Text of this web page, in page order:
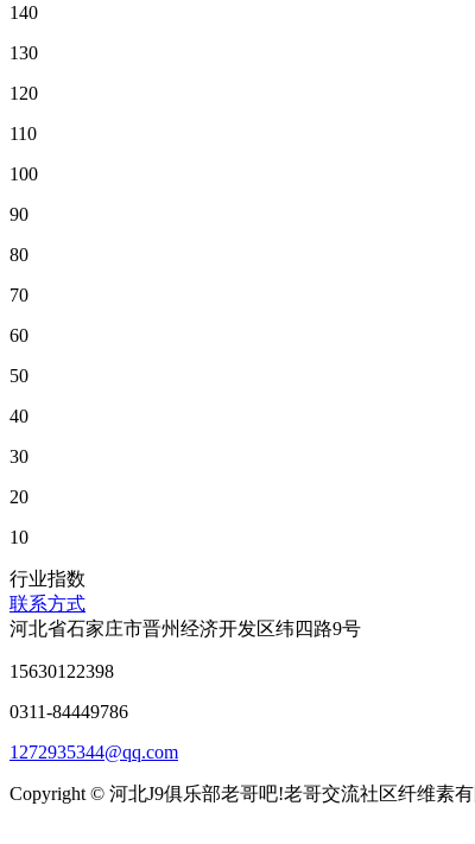
140
130
120
110
100
90
80
70
60
50
40
30
20
10
行业指数
联系方式
河北省石家庄市晋州经济开发区纬四路9号
15630122398
0311-84449786
1272935344@qq.com
Copyright © 河北J9俱乐部老哥吧!老哥交流社区纤维素